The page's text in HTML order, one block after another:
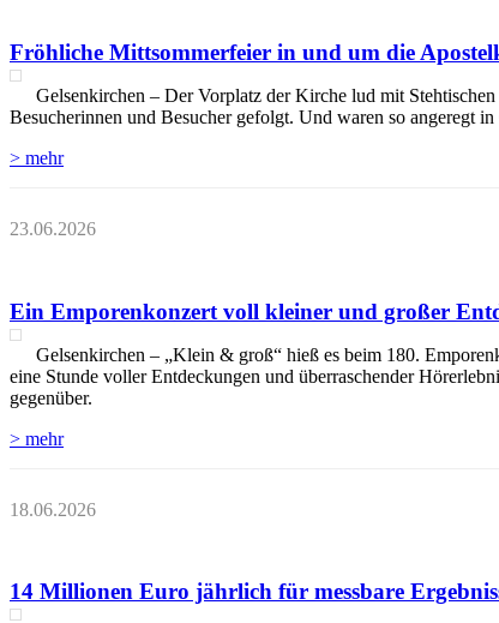
Fröhliche Mittsommerfeier in und um die
Gelsenkirchen – Der Vorplatz der Kirche lud mit
Besucherinnen und Besucher gefolgt. Und waren so angeregt
> mehr
23.06.2026
Ein Emporenkonzert voll kleiner und großer
Gelsenkirchen – „Klein & groß“ hieß es beim 180.
eine Stunde voller Entdeckungen und überraschender
gegenüber.
> mehr
18.06.2026
14 Millionen Euro jährlich für messbare